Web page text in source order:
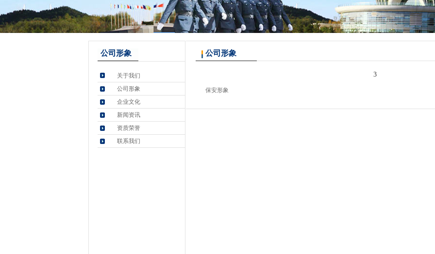
公司形象
关于我们
公司形象
企业文化
新闻资讯
资质荣誉
联系我们
公司形象
3
保安形象